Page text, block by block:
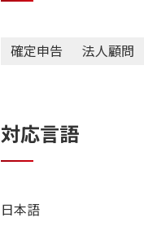
確定申告 法人顧問
対応言語
日本語